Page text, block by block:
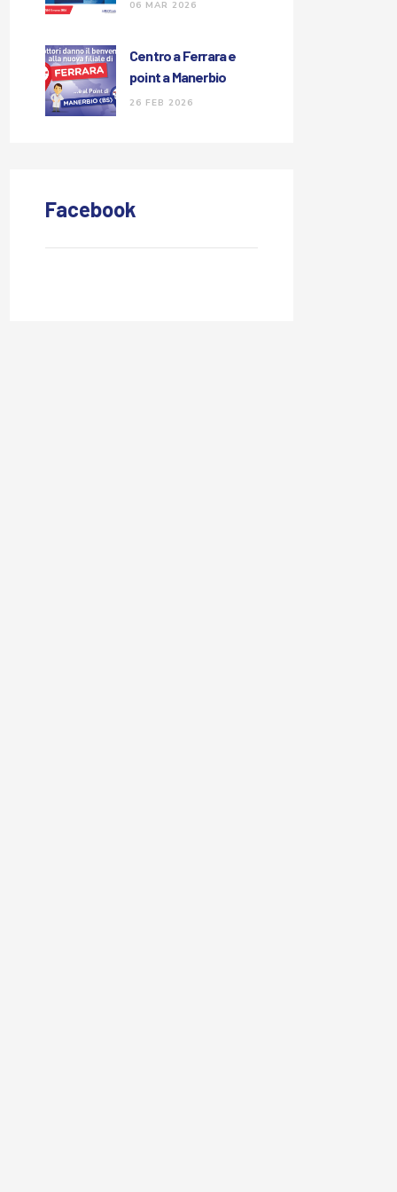
06 MAR 2026
Centro a Ferrara e
point a Manerbio
26 FEB 2026
Facebook